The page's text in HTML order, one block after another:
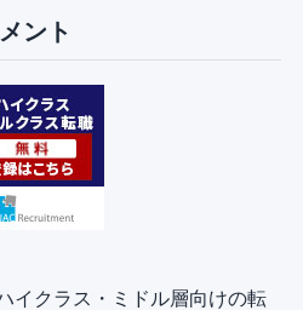
ント
イクラス・ミドル層向けの転